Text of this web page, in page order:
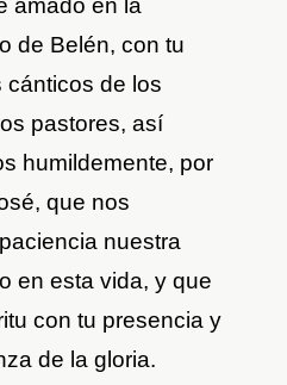
amado en la
de Belén, con tu
cánticos de los
pastores, así
humildemente, por
que nos
nuestra
en esta vida, y que
con tu presencia y
de la gloria.